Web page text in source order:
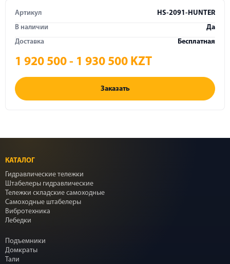
Артикул
HS-2091-HUNTER
В наличии
Да
Доставка
Бесплатная
1 920 500 - 1 930 500 KZT
Заказать
КАТАЛОГ
Гидравлические тележки
Штабелеры гидравлические
Тележки складские самоходные
Самоходные штабелеры
Вибротехника
Лебедки
Подъемники
Домкраты
Тали